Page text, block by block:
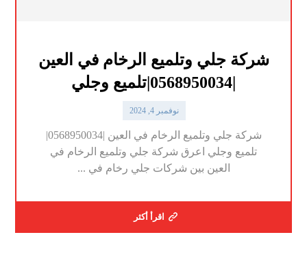
شركة جلي وتلميع الرخام في العين
|0568950034|تلميع وجلي
نوفمبر 4, 2024
شركة جلي وتلميع الرخام في العين |0568950034|
تلميع وجلي اعرق شركة جلي وتلميع الرخام في
العين بين شركات جلي رخام في ...
اقرأ أكثر